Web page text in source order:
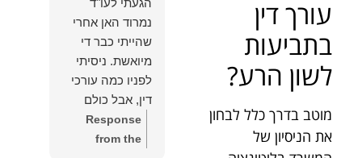
עורך דין
בתביעות
לשון הרע?
מוטב בדרך כלל לבחון
את הניסיון של
לשמוע שהייעוץ
עזר לך ושהיית
מרוצה.
מבחינתנו הוגנות
ומקצועיות הן
מעל הכל. נשמח
תמיד לעמוד
לרשותך בהמשך
הגעתי לעו"ד
נמרוד האן אחרי
שהייתי כבר די
מיואשת. ניסיתי
לפניו כמה עורכי
דין, אבל כולם
נרתעו כי היה
מדובר בנושא
Response
from the